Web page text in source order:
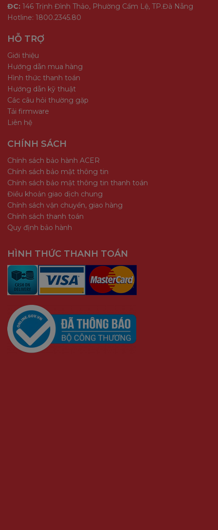
ĐC: 146 Trịnh Đình Thảo, Phường Cẩm Lệ, TP.Đà Nẵng
Hotline: 1800.2345.80
HỖ TRỢ
Giới thiệu
Hướng dẫn mua hàng
Hình thức thanh toán
Hướng dẫn kỹ thuật
Các câu hỏi thường gặp
Tải firmware
Liên hệ
CHÍNH SÁCH
Chính sách bảo hành ACER
Chính sách bảo mật thông tin
Chính sách bảo mật thông tin thanh toán
Điều khoản giao dịch chung
Chính sách vận chuyển, giao hàng
Chính sách thanh toán
Quy định bảo hành
HÌNH THỨC THANH TOÁN